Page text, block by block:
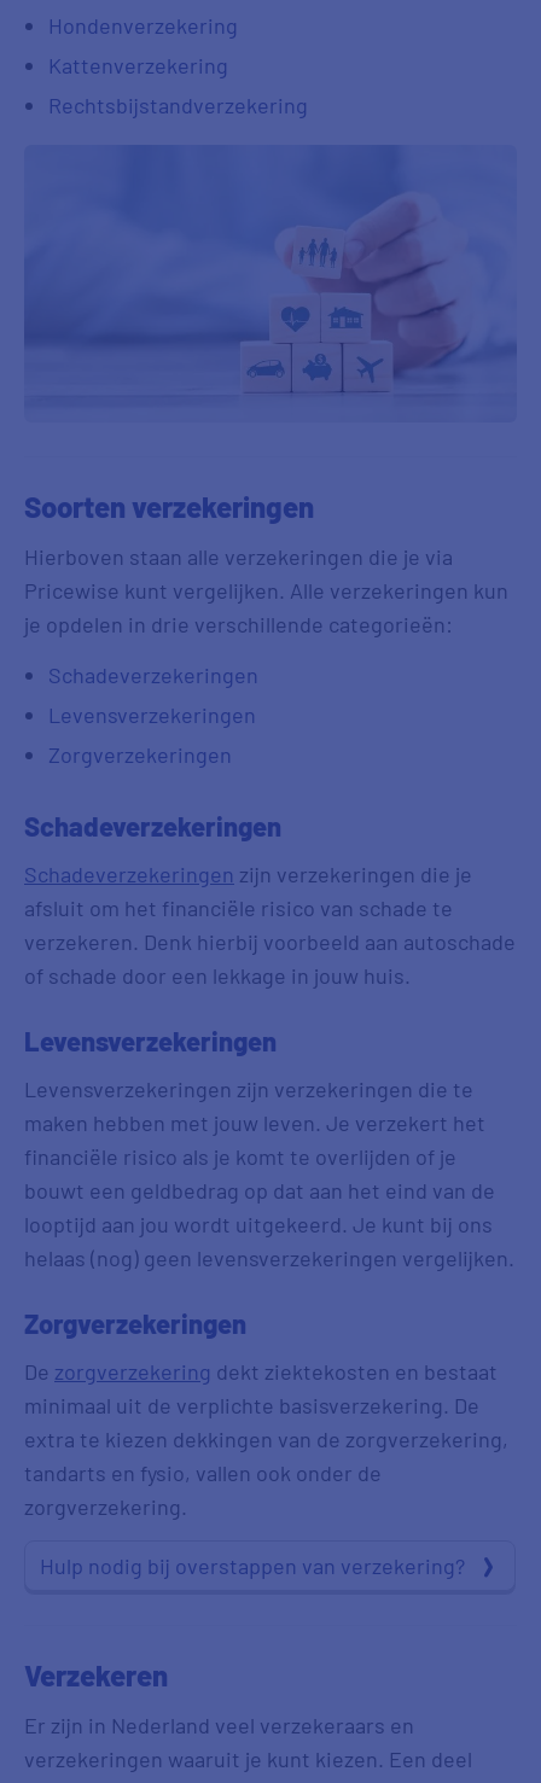
Hondenverzekering
Kattenverzekering
Rechtsbijstandverzekering
Soorten verzekeringen
Hierboven staan alle verzekeringen die je via
Pricewise kunt vergelijken. Alle verzekeringen kun
je opdelen in drie verschillende categorieën:
Schadeverzekeringen
Levensverzekeringen
Zorgverzekeringen
Schadeverzekeringen
Schadeverzekeringen zijn verzekeringen die je
afsluit om het financiële risico van schade te
verzekeren. Denk hierbij voorbeeld aan autoschade
of schade door een lekkage in jouw huis.
Levensverzekeringen
Levensverzekeringen zijn verzekeringen die te
maken hebben met jouw leven. Je verzekert het
financiële risico als je komt te overlijden of je
bouwt een geldbedrag op dat aan het eind van de
looptijd aan jou wordt uitgekeerd. Je kunt bij ons
helaas (nog) geen levensverzekeringen vergelijken.
Zorgverzekeringen
De zorgverzekering dekt ziektekosten en bestaat
minimaal uit de verplichte basisverzekering. De
extra te kiezen dekkingen van de zorgverzekering,
tandarts en fysio, vallen ook onder de
zorgverzekering.
Hulp nodig bij overstappen van verzekering?
Verzekeren
Er zijn in Nederland veel verzekeraars en
verzekeringen waaruit je kunt kiezen. Een deel